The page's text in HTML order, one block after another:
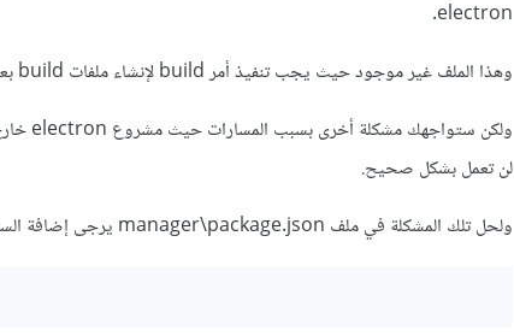
electron.
وهذا الملف غير موجود حيث يجب تنفيذ أمر build لإنشاء ملفات build بعد تحزيمها في manager .
لن تعمل بشكل صحيح.
ولحل تلك المشكلة في ملف manager\package.json يرجى إضافة السطر التالي